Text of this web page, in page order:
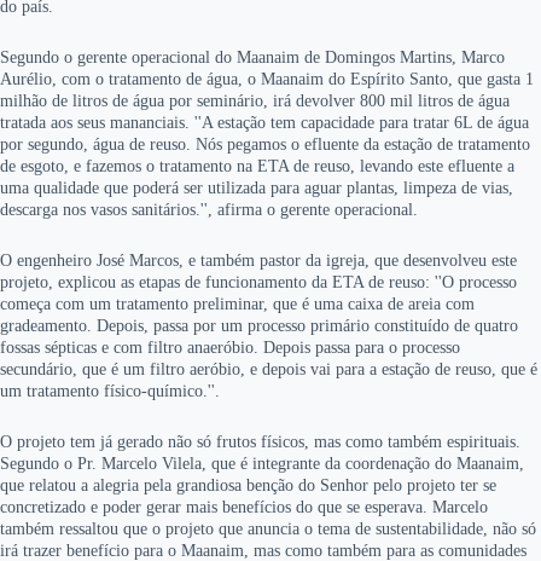
do país.
Segundo o gerente operacional do Maanaim de Domingos Martins, Marco
Aurélio, com o tratamento de água, o Maanaim do Espírito Santo, que gasta 1
milhão de litros de água por seminário, irá devolver 800 mil litros de água
tratada aos seus mananciais. ''A estação tem capacidade para tratar 6L de água
por segundo, água de reuso. Nós pegamos o efluente da estação de tratamento
de esgoto, e fazemos o tratamento na ETA de reuso, levando este efluente a
uma qualidade que poderá ser utilizada para aguar plantas, limpeza de vias,
descarga nos vasos sanitários.'', afirma o gerente operacional.
O engenheiro José Marcos, e também pastor da igreja, que desenvolveu este
projeto, explicou as etapas de funcionamento da ETA de reuso: ''O processo
começa com um tratamento preliminar, que é uma caixa de areia com
gradeamento. Depois, passa por um processo primário constituído de quatro
fossas sépticas e com filtro anaeróbio. Depois passa para o processo
secundário, que é um filtro aeróbio, e depois vai para a estação de reuso, que é
um tratamento físico-químico.''.
O projeto tem já gerado não só frutos físicos, mas como também espirituais.
Segundo o Pr. Marcelo Vilela, que é integrante da coordenação do Maanaim,
que relatou a alegria pela grandiosa benção do Senhor pelo projeto ter se
concretizado e poder gerar mais benefícios do que se esperava. Marcelo
também ressaltou que o projeto que anuncia o tema de sustentabilidade, não só
irá trazer benefício para o Maanaim, mas como também para as comunidades